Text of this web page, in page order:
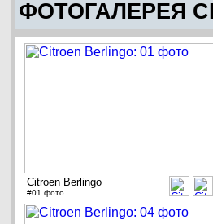
ФОТОГАЛЕРЕЯ
Citroen Berlingo
#01 фото